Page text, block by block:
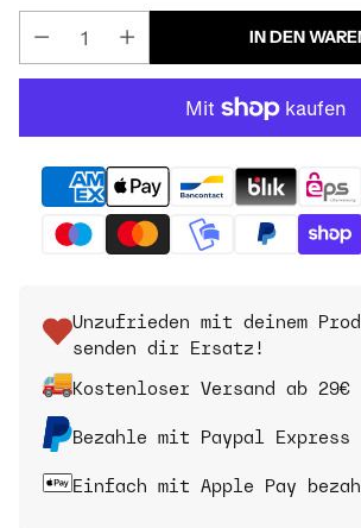
IN DEN
Unzufrieden mit deinem
senden dir Ersatz!
Kostenloser Versand ab
Bezahle mit Paypal Express
Einfach mit Apple Pay